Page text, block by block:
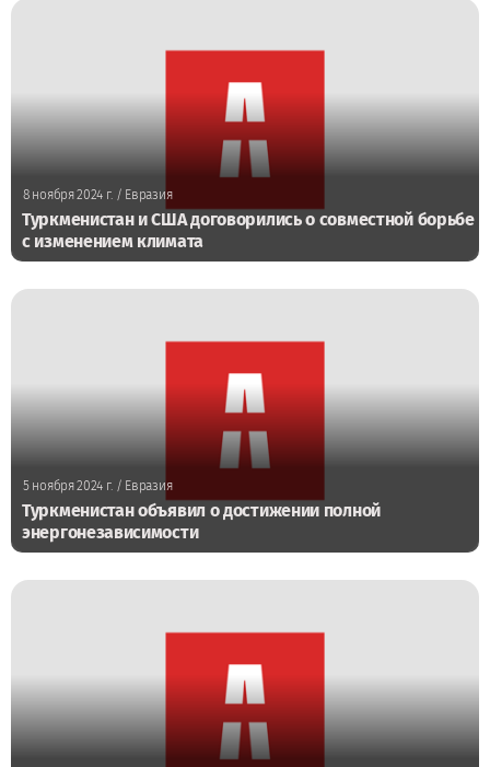
8 ноября 2024 г. / Евразия
Туркменистан и США договорились о совместной борьбе
с изменением климата
5 ноября 2024 г. / Евразия
Туркменистан объявил о достижении полной
энергонезависимости